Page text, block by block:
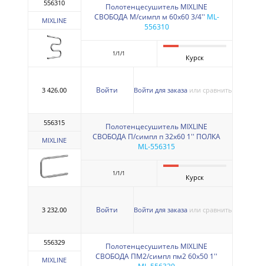
556310
MIXLINE
Полотенцесушитель MIXLINE
СВОБОДА M/симпл м 60х60 3/4'' ML-
556310
1/1/1 Курск
3 426.00 Войти Войти для заказа или сравнить
556315
MIXLINE
Полотенцесушитель MIXLINE
СВОБОДА П/симпл п 32х60 1'' ПОЛКА
ML-556315
1/1/1 Курск
3 232.00 Войти Войти для заказа или сравнить
556329
MIXLINE
Полотенцесушитель MIXLINE
СВОБОДА ПМ2/симпл пм2 60х50 1''